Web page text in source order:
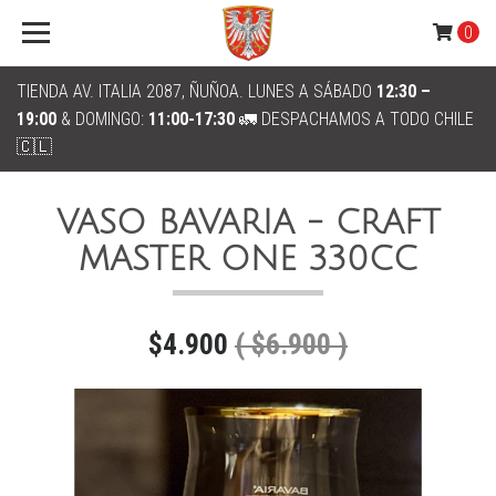
TIENDA AV. ITALIA 2087, ÑUÑOA. LUNES A SÁBADO 12:30 –
19:00 & DOMINGO: 11:00-17:30 🚛 DESPACHAMOS A TODO CHILE
🇨🇱
0
VASO BAVARIA - CRAFT
MASTER ONE 330CC
$4.900 ( $6.900 )